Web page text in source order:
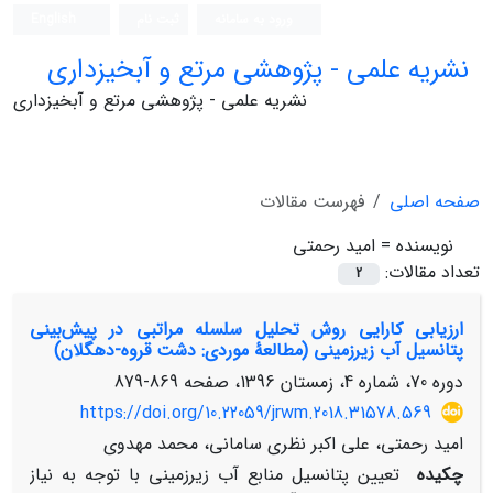
نشریه علمی - پژوهشی مرتع و آبخیزداری
نشریه علمی - پژوهشی مرتع و آبخیزداری
صفحه اصلی
فهرست مقالات
نویسنده = امید رحمتی
تعداد مقالات:
2
ارزیابی کارایی روش تحلیل سلسله مراتبی در پیش‌بینی
پتانسیل آب زیرزمینی (مطالعۀ موردی: دشت قروه-دهگلان)
دوره 70، شماره 4، زمستان 1396، صفحه
869-879
https://doi.org/10.22059/jrwm.2018.31578.569
امید رحمتی، علی اکبر نظری سامانی، محمد مهدوی
چکیده
تعیین پتانسیل منابع آب زیرزمینی با توجه به نیاز